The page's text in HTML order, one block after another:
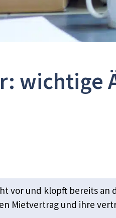
wichtige
vor und klopft bereits
Mietvertrag und ihre